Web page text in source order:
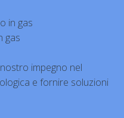
in gas
gas
impegno nel
e fornire soluzioni